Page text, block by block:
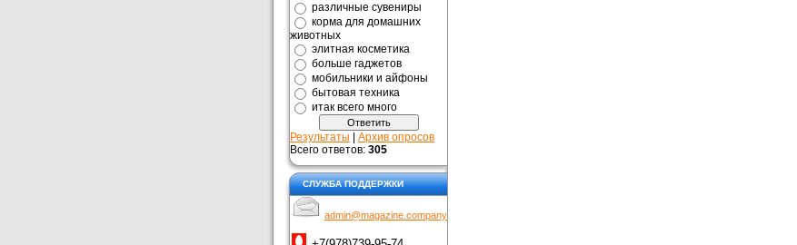
различные сувениры
корма для домашних
животных
элитная косметика
больше гаджетов
мобильники и айфоны
бытовая техника
итак всего много
Результаты
Архив опросов
Всего ответов: 305
СЛУЖБА ПОДДЕРЖКИ
admin@magazine.company